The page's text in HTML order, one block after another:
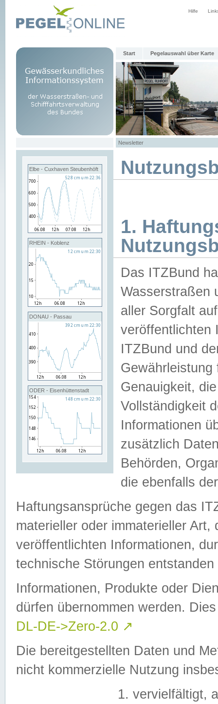
Hilfe
Start Pegelauswahl über Karte
Newsletter
Elbe - Cuxhaven Steubenhöft
RHEIN - Koblenz
DONAU - Passau
ODER - Eisenhüttenstadt
1.
Das ITZBund
Wasserstraßen
aller Sorgfalt
veröffentlichten
ITZBund und
Genauigkeit,
Vollständigkeit
Informationen
zusätzlich
Behörden,
die ebenfalls
Haftungsansprüche gegen das
materieller oder immaterieller
veröffentlichten Informationen,
technische Störungen
Informationen, Produkte oder
dürfen übernommen werden.
DL-DE->Zero-2.0 ↗
Die bereitgestellten Daten und
nicht kommerzielle Nutzung
vervielfältigt,